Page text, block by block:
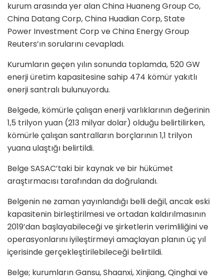
kurum arasında yer alan China Huaneng Group Co,
China Datang Corp, China Huadian Corp, State
Power Investment Corp ve China Energy Group
Reuters’ın sorularını cevapladı.
Kurumların geçen yılın sonunda toplamda, 520 GW
enerji üretim kapasitesine sahip 474 kömür yakıtlı
enerji santralı bulunuyordu.
Belgede, kömürle çalışan enerji varlıklarının değerinin
1,5 trilyon yuan (213 milyar dolar) olduğu belirtilirken,
kömürle çalışan santralların borçlarının 1,1 trilyon
yuana ulaştığı belirtildi.
Belge SASAC’taki bir kaynak ve bir hükümet
araştırmacısı tarafından da doğrulandı.
Belgenin ne zaman yayınlandığı belli değil, ancak eski
kapasitenin birleştirilmesi ve ortadan kaldırılmasının
2019’dan başlayabileceği ve şirketlerin verimliliğini ve
operasyonlarını iyileştirmeyi amaçlayan planın üç yıl
içerisinde gerçekleştirilebileceği belirtildi.
Belge; kurumların Gansu, Shaanxi, Xinjiang, Qinghai ve